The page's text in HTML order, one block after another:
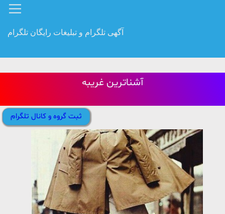
آگهی تلگرام و تبلیغات رایگان تلگرام
آشناترین غریبه
ثبت گروه و کانال تلگرام